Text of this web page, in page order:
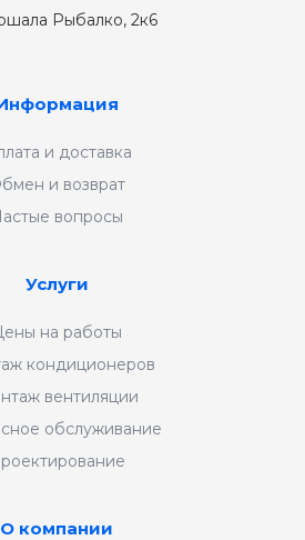
Рыбалко, 2к6
и доставка
и возврат
вопросы
Услуги
на работы
кондиционеров
вентиляции
обслуживание
О компании